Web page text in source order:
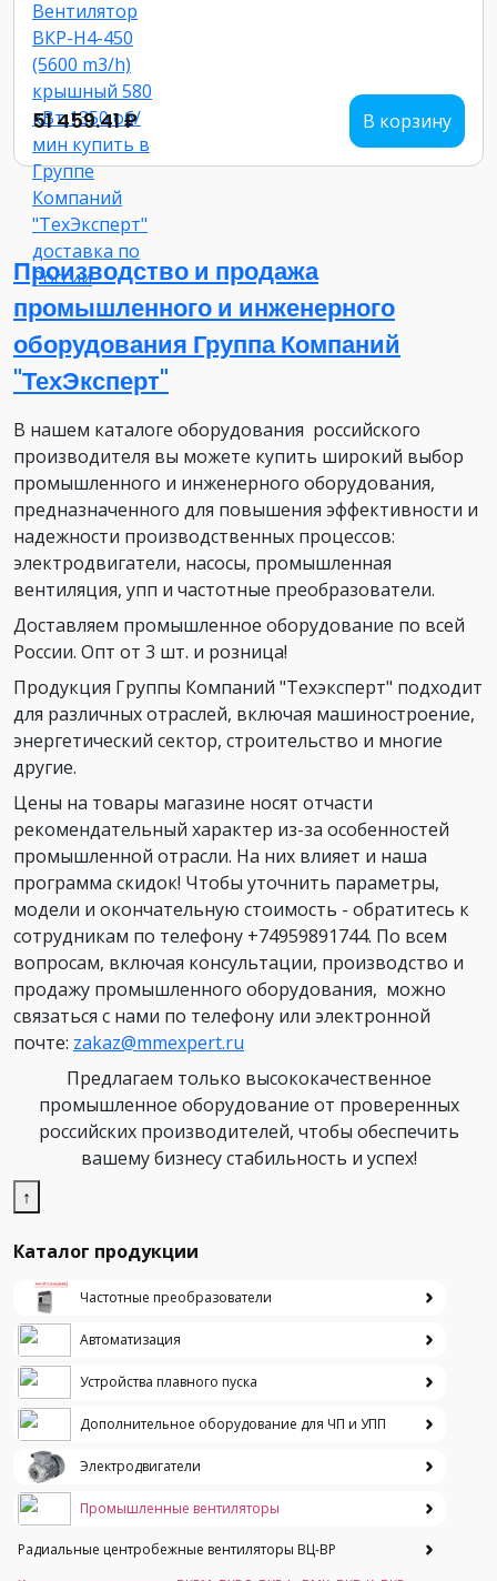
51 459.41 ₽ В корзину
Производство и продажа
промышленного и инженерного
оборудования Группа Компаний
"ТехЭксперт"
В нашем каталоге оборудования российского
производителя вы можете купить широкий выбор
промышленного и инженерного оборудования,
предназначенного для повышения эффективности и
надежности производственных процессов:
электродвигатели, насосы, промышленная
вентиляция, упп и частотные преобразователи.
Доставляем промышленное оборудование по всей
России. Опт от 3 шт. и розница!
Продукция Группы Компаний "Техэксперт" подходит
для различных отраслей, включая машиностроение,
энергетический сектор, строительство и многие
другие.
Цены на товары магазине носят отчасти
рекомендательный характер из-за особенностей
промышленной отрасли. На них влияет и наша
программа скидок! Чтобы уточнить параметры,
модели и окончательную стоимость - обратитесь к
сотрудникам по телефону +74959891744. По всем
вопросам, включая консультации, производство и
продажу промышленного оборудования, можно
связаться с нами по телефону или электронной
почте: zakaz@mmexpert.ru
Предлагаем только высококачественное
промышленное оборудование от проверенных
российских производителей, чтобы обеспечить
вашему бизнесу стабильность и успех!
↑
Каталог продукции
Частотные преобразователи
Автоматизация
Устройства плавного пуска
Дополнительное оборудование для ЧП и УПП
Электродвигатели
Промышленные вентиляторы
Радиальные центробежные вентиляторы ВЦ-ВР